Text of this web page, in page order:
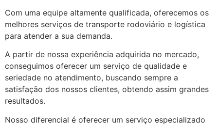
Com uma equipe altamente qualificada, oferecemos os
melhores serviços de transporte rodoviário e logística
para atender a sua demanda.
A partir de nossa experiência adquirida no mercado,
conseguimos oferecer um serviço de qualidade e
seriedade no atendimento, buscando sempre a
satisfação dos nossos clientes, obtendo assim grandes
resultados.
Nosso diferencial é oferecer um serviço especializado